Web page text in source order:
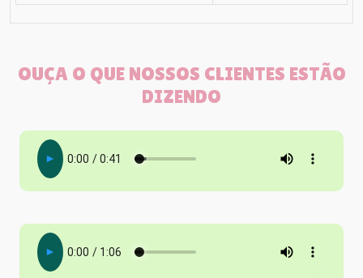
OUÇA O QUE NOSSOS CLIENTES ESTÃO
DIZENDO